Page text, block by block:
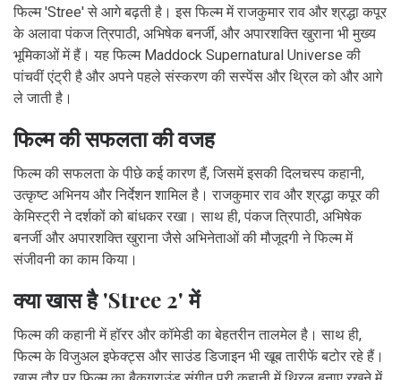
फिल्म 'Stree' से आगे बढ़ती है। इस फिल्म में राजकुमार राव और श्रद्धा कपूर
के अलावा पंकज त्रिपाठी, अभिषेक बनर्जी, और अपारशक्ति खुराना भी मुख्य
भूमिकाओं में हैं। यह फिल्म Maddock Supernatural Universe की
पांचवीं एंट्री है और अपने पहले संस्करण की सस्पेंस और थ्रिल को और आगे
ले जाती है।
फिल्म की सफलता की वजह
फिल्म की सफलता के पीछे कई कारण हैं, जिसमें इसकी दिलचस्प कहानी,
उत्कृष्ट अभिनय और निर्देशन शामिल है। राजकुमार राव और श्रद्धा कपूर की
केमिस्ट्री ने दर्शकों को बांधकर रखा। साथ ही, पंकज त्रिपाठी, अभिषेक
बनर्जी और अपारशक्ति खुराना जैसे अभिनेताओं की मौजूदगी ने फिल्म में
संजीवनी का काम किया।
क्या खास है 'Stree 2' में
फिल्म की कहानी में हॉरर और कॉमेडी का बेहतरीन तालमेल है। साथ ही,
फिल्म के विजुअल इफेक्ट्स और साउंड डिजाइन भी खूब तारीफें बटोर रहे हैं।